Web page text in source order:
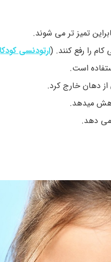
تمیز تر می شوند.
را رفع کنند. (ارتودنسی
است.
دهان خارج کرد.
میدهد.
دهد.